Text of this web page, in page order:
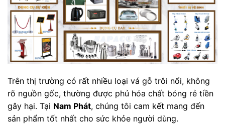
Trên thị trường có rất nhiều loại vá gỗ trôi nổi, không
rõ nguồn gốc, thường được phủ hóa chất bóng rẻ tiền
gây hại. Tại Nam Phát, chúng tôi cam kết mang đến
sản phẩm tốt nhất cho sức khỏe người dùng.